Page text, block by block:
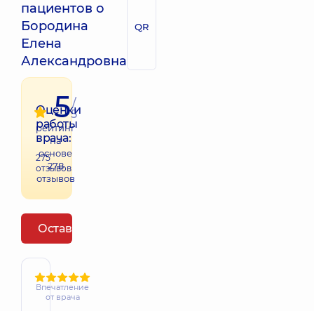
пациентов о
Бородина
Елена
Александровна
QR
Оценки
работы
врача:
275
отзывов
5/
5
рейтинг
на
основе
278
отзывов
Оставить отзыв
Впечатление
от врача